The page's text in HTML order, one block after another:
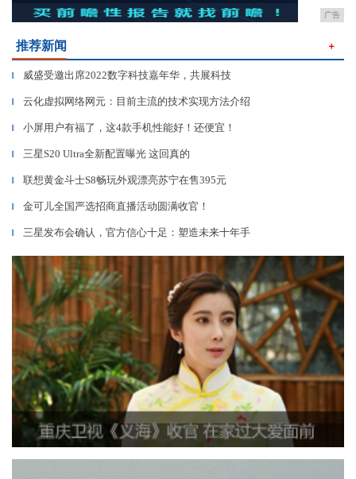
广告
推荐新闻 ＋
▎ 威盛受邀出席2022数字科技嘉年华，共展科技
▎ 云化虚拟网络网元：目前主流的技术实现方法介绍
▎ 小屏用户有福了，这4款手机性能好！还便宜！
▎ 三星S20 Ultra全新配置曝光 这回真的
▎ 联想黄金斗士S8畅玩外观漂亮苏宁在售395元
▎ 金可儿全国严选招商直播活动圆满收官！
▎ 三星发布会确认，官方信心十足：塑造未来十年手